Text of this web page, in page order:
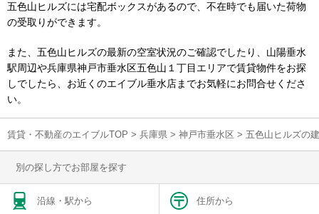
五色山ヒルズには宅配ボックスがあるので、不在時でも届いた荷物
の受取りができます。
また、五色山ヒルズの最新の空室状況のご確認でしたり、山陽垂水
駅周辺や兵庫県神戸市垂水区五色山１丁目エリアで賃貸物件をお探
しでしたら、お近くのエイブル垂水店までお気軽にお問合せくださ
い。
賃貸・不動産のエイブルTOP > 兵庫県 > 神戸市垂水区 > 五色山ヒルズの
別の探し方でお部屋を探す
沿線・駅から 住所から